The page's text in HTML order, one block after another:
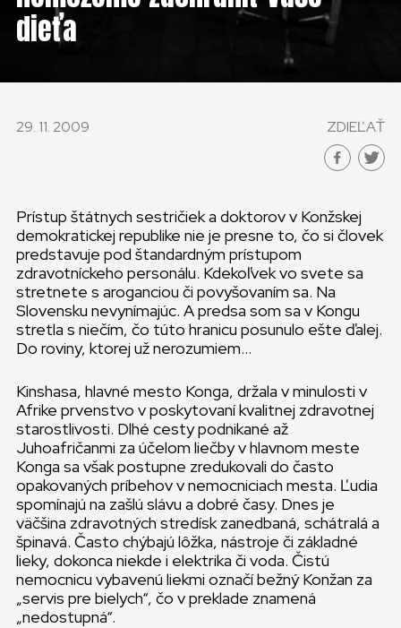
KONTAKT
dieťa
29. 11. 2009 ZDIEĽAŤ
Prístup štátnych sestričiek a doktorov v Konžskej
demokratickej republike nie je presne to, čo si človek
predstavuje pod štandardným prístupom
zdravotníckeho personálu. Kdekoľvek vo svete sa
stretnete s aroganciou či povyšovaním sa. Na
Slovensku nevynímajúc. A predsa som sa v Kongu
stretla s niečím, čo túto hranicu posunulo ešte ďalej.
Do roviny, ktorej už nerozumiem…
Kinshasa, hlavné mesto Konga, držala v minulosti v
Afrike prvenstvo v poskytovaní kvalitnej zdravotnej
starostlivosti. Dlhé cesty podnikané až
Juhoafričanmi za účelom liečby v hlavnom meste
Konga sa však postupne zredukovali do často
opakovaných príbehov v nemocniciach mesta. Ľudia
spomínajú na zašlú slávu a dobré časy. Dnes je
väčšina zdravotných stredísk zanedbaná, schátralá a
špinavá. Často chýbajú lôžka, nástroje či základné
lieky, dokonca niekde i elektrika či voda. Čistú
nemocnicu vybavenú liekmi označí bežný Konžan za
„servis pre bielych“, čo v preklade znamená
„nedostupná“.